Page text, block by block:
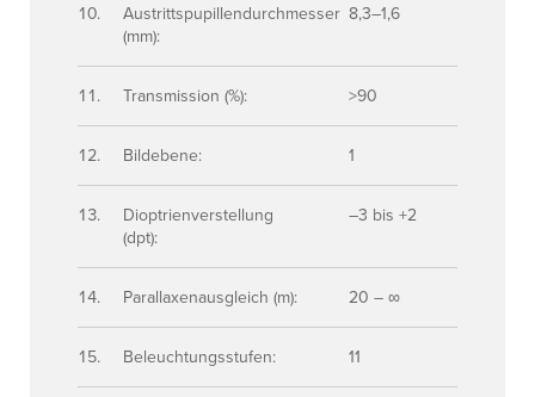
Austrittspupillendurchmesser
(mm):
8,3–1,6
Transmission (%): >90
Bildebene: 1
Dioptrienverstellung
(dpt):
–3 bis +2
Parallaxenausgleich (m): 20 – ∞
Beleuchtungsstufen: 11